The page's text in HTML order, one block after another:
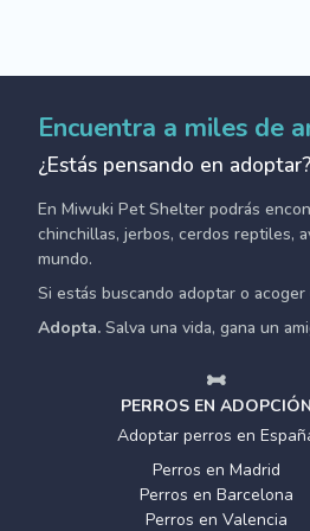
Encuentra a miles de
¿Estás pensando en
En Miwuki Pet Shelter podrás
chinchillas, jerbos, cerdos reptiles,
mundo.
Si estás buscando adoptar o
Adopta. Salva una vida, gana un
PERROS EN ADOPCIÓN
Adoptar perros en
Perros en Madrid
Perros en Barcelona
Perros en Valencia